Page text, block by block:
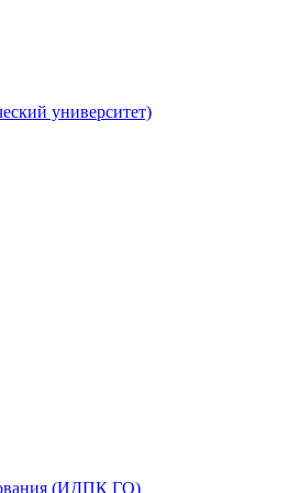
университет)
(ИДПК ГО)